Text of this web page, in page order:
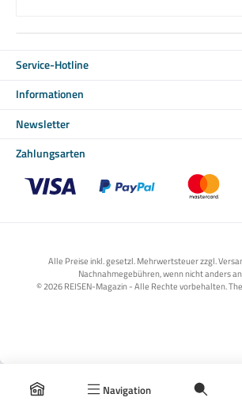
Navigation
Service-Hotline
Informationen
Newsletter
Zahlungsarten
Alle Preise inkl. gesetzl. Mehrwertsteuer zzgl.
Nachnahmegebühren, wenn nicht anders
© 2026 REISEN-Magazin - Alle Rechte vorbehalten.